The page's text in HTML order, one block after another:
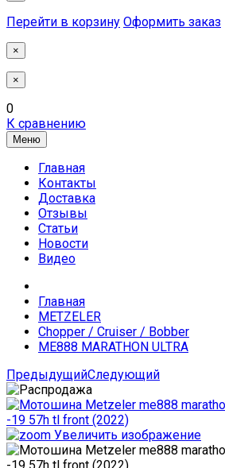
Перейти в корзину Оформить заказ
×
×
0
К сравнению
Меню
Главная
Контакты
Доставка
Отзывы
Статьи
Новости
Видео
Главная
METZELER
Chopper / Cruiser / Bobber
ME888 MARATHON ULTRA
ПредыдущийСледующий
Увеличить изображение